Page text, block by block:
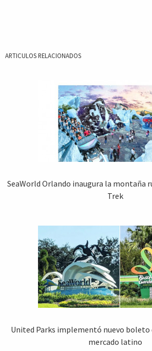
ARTICULOS RELACIONADOS
SeaWorld Orlando inaugura la montaña
Trek
United Parks implementó nuevo boleto
mercado latino